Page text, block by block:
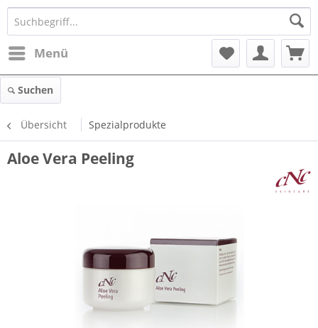
Menü
Suchen
Übersicht Spezialprodukte
Aloe Vera Peeling